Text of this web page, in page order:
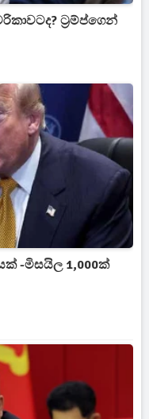
ට්‍රම්ප්ගෙන්
-මිසයිල 1,000ක්